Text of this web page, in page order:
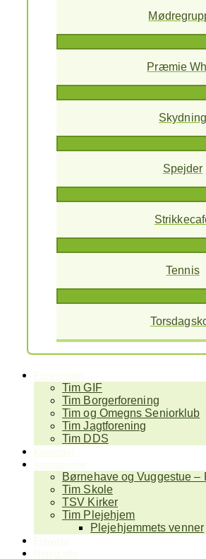
Præmie
Skydning
Spejder
Tennis
Tim GIF
Tim Borgerforening
Tim og Omegns Seniorklub
Tim Jagtforening
Tim DDS
Børnehave og Vuggestue –
Tim Skole
TSV Kirker
Tim Plejehjem
Plejehjemmets venner